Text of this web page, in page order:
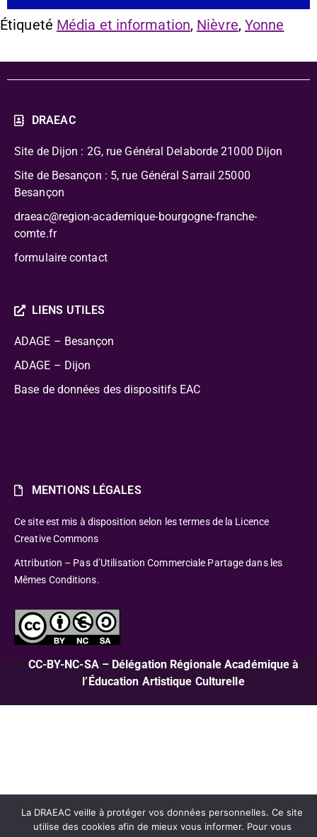
Étiqueté Média et information, Nièvre, Yonne
DRAEAC
Site de Dijon : 2G, rue Général Delaborde 21000 Dijon
Site de Besançon : 5, rue Général Sarrail 25000
Besançon
draeac@region-academique-bourgogne-franche-
comte.fr
formulaire contact
LIENS UTILES
ADAGE – Besançon
ADAGE – Dijon
Base de données des dispositifs EAC
MENTIONS LÉGALES
Ce site est mis à disposition selon les termes de la Licence
Creative Commons
Attribution – Pas d’Utilisation Commerciale Partage dans les
Mêmes Conditions.
CC-BY-NC-SA – Délégation Régionale Académique à
l’Éducation Artistique Culturelle
La DRAEAC veille à protéger vos données personnelles. Ce site
utilise des cookies afin de mieux vous informer. Pour vous